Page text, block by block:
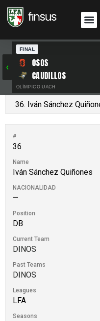
‹
FINAL
OSOS
CAUDILLOS
OLÍMPICO UACH
#
36
Name
Iván Sánchez Quiñones
NACIONALIDAD
—
Position
DB
Current Team
DINOS
Past Teams
DINOS
Leagues
LFA
Seasons